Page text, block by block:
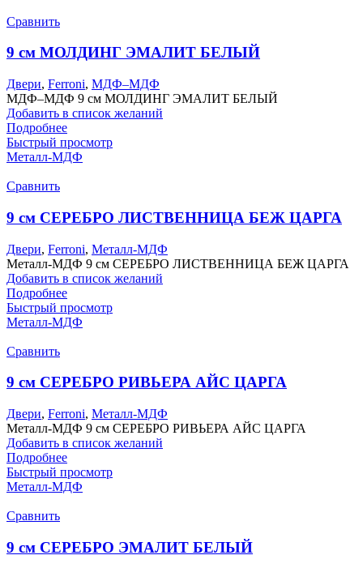
Сравнить
9 см МОЛДИНГ ЭМАЛИТ БЕЛЫЙ
Двери, Ferroni, МДФ–МДФ
МДФ–МДФ 9 см МОЛДИНГ ЭМАЛИТ БЕЛЫЙ
Добавить в список желаний
Подробнее
Быстрый просмотр
Металл-МДФ
Сравнить
9 см СЕРЕБРО ЛИСТВЕННИЦА БЕЖ ЦАРГА
Двери, Ferroni, Металл-МДФ
Металл-МДФ 9 см СЕРЕБРО ЛИСТВЕННИЦА БЕЖ ЦАРГА
Добавить в список желаний
Подробнее
Быстрый просмотр
Металл-МДФ
Сравнить
9 см СЕРЕБРО РИВЬЕРА АЙС ЦАРГА
Двери, Ferroni, Металл-МДФ
Металл-МДФ 9 см СЕРЕБРО РИВЬЕРА АЙС ЦАРГА
Добавить в список желаний
Подробнее
Быстрый просмотр
Металл-МДФ
Сравнить
9 см СЕРЕБРО ЭМАЛИТ БЕЛЫЙ